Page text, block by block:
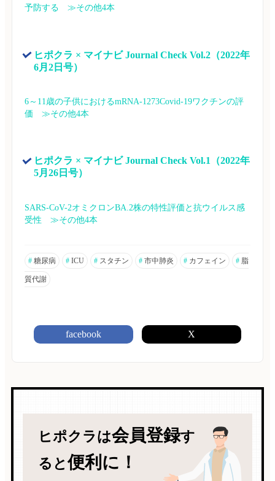
予防する　≫その他4本
ヒポクラ × マイナビ Journal Check Vol.2（2022年
6月2日号）
6～11歳の子供におけるmRNA-1273Covid-19ワクチンの評
価　≫その他4本
ヒポクラ × マイナビ Journal Check Vol.1（2022年
5月26日号）
SARS-CoV-2オミクロンBA.2株の特性評価と抗ウイルス感
受性　≫その他4本
# 糖尿病 # ICU # スタチン # 市中肺炎 # カフェイン # 脂
質代謝
facebook X
ヒポクラは会員登録す
ると便利に！